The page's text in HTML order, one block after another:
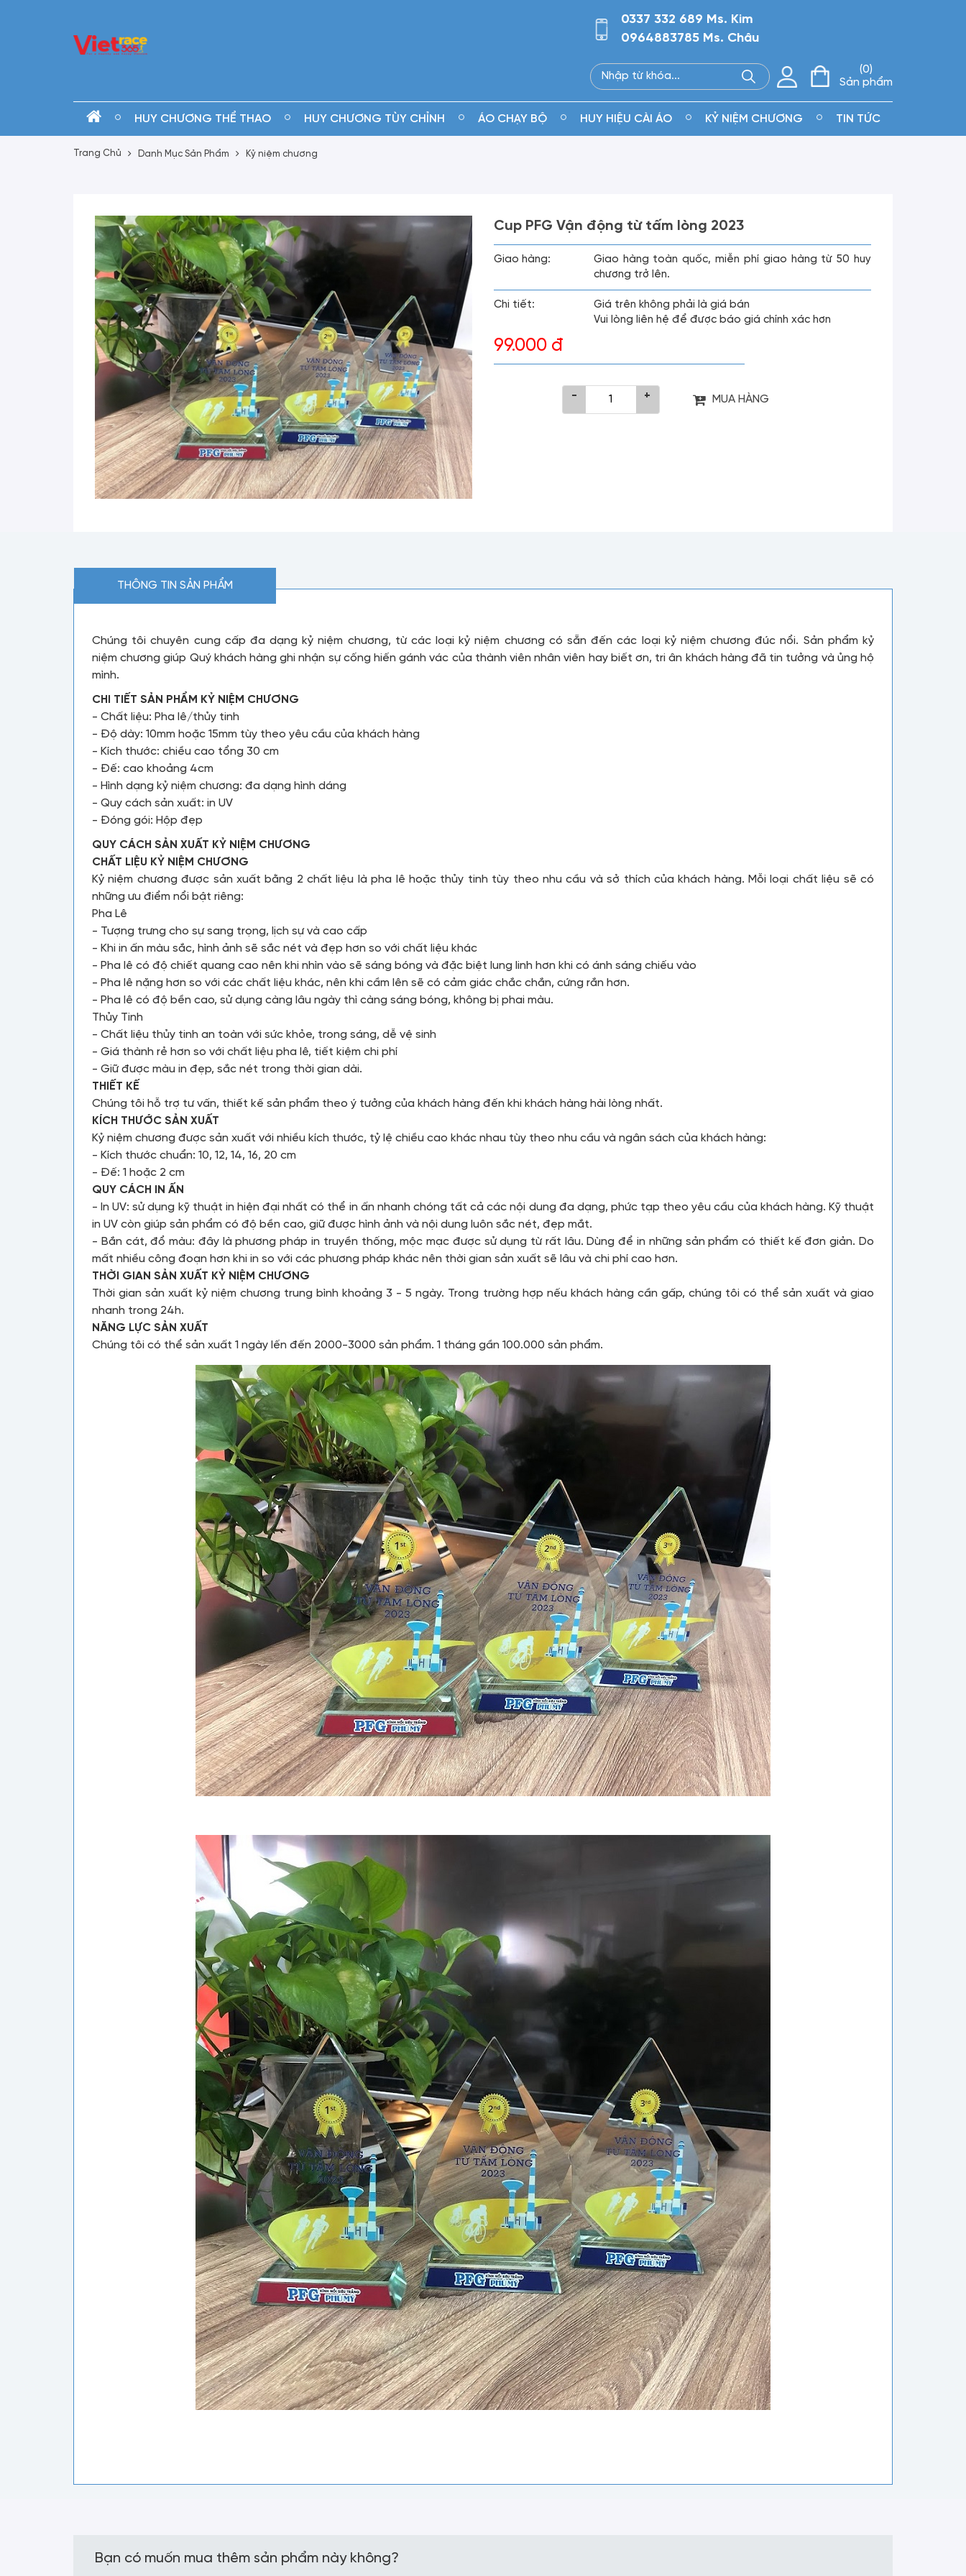
0337 332 689 Ms. Kim
0964883785 Ms. Châu
0
Sản phẩm
HUY CHƯƠNG THỂ THAO HUY CHƯƠNG TÙY CHỈNH ÁO CHẠY BỘ HUY HIỆU CÀI ÁO KỶ NIỆM CHƯƠNG TIN TỨC
Trang Chủ Danh Mục Sản Phẩm Kỷ niệm chương
Cup PFG Vận động từ tấm lòng 2023
Giao hàng:
Giao hàng toàn quốc, miễn phí giao hàng từ 50 huy
chương trở lên.
Chi tiết:
Giá trên không phải là giá bán
Vui lòng liên hệ để được báo giá chính xác hơn
99.000 đ
- + MUA HÀNG
THÔNG TIN SẢN PHẨM
Chúng tôi chuyên cung cấp đa dạng kỷ niệm chương, từ các loại kỷ niệm chương có sẵn đến các loại kỷ niệm chương đúc nổi. Sản phẩm kỷ
niệm chương giúp Quý khách hàng ghi nhận sự cống hiến gánh vác của thành viên nhân viên hay biết ơn, tri ân khách hàng đã tin tưởng và ủng hộ
mình.
CHI TIẾT SẢN PHẨM KỶ NIỆM CHƯƠNG
- Chất liệu: Pha lê/thủy tinh
- Độ dày: 10mm hoặc 15mm tùy theo yêu cầu của khách hàng
- Kích thước: chiều cao tổng 30 cm
- Đế: cao khoảng 4cm
- Hình dạng kỷ niệm chương: đa dạng hình dáng
- Quy cách sản xuất: in UV
- Đóng gói: Hộp đẹp
QUY CÁCH SẢN XUẤT KỶ NIỆM CHƯƠNG
CHẤT LIỆU KỶ NIỆM CHƯƠNG
Kỷ niệm chương được sản xuất bằng 2 chất liệu là pha lê hoặc thủy tinh tùy theo nhu cầu và sở thích của khách hàng. Mỗi loại chất liệu sẽ có
những ưu điểm nổi bật riêng:
Pha Lê
- Tượng trưng cho sự sang trọng, lịch sự và cao cấp
- Khi in ấn màu sắc, hình ảnh sẽ sắc nét và đẹp hơn so với chất liệu khác
- Pha lê có độ chiết quang cao nên khi nhìn vào sẽ sáng bóng và đặc biệt lung linh hơn khi có ánh sáng chiếu vào
- Pha lê nặng hơn so với các chất liệu khác, nên khi cầm lên sẽ có cảm giác chắc chắn, cứng rắn hơn.
- Pha lê có độ bền cao, sử dụng càng lâu ngày thì càng sáng bóng, không bị phai màu.
Thủy Tinh
- Chất liệu thủy tinh an toàn với sức khỏe, trong sáng, dễ vệ sinh
- Giá thành rẻ hơn so với chất liệu pha lê, tiết kiệm chi phí
- Giữ được màu in đẹp, sắc nét trong thời gian dài.
THIẾT KẾ
Chúng tôi hỗ trợ tư vấn, thiết kế sản phẩm theo ý tưởng của khách hàng đến khi khách hàng hài lòng nhất.
KÍCH THƯỚC SẢN XUẤT
Kỷ niệm chương được sản xuất với nhiều kích thước, tỷ lệ chiều cao khác nhau tùy theo nhu cầu và ngân sách của khách hàng:
- Kích thước chuẩn: 10, 12, 14, 16, 20 cm
- Đế: 1 hoặc 2 cm
QUY CÁCH IN ẤN
- In UV: sử dụng kỹ thuật in hiện đại nhất có thể in ấn nhanh chóng tất cả các nội dung đa dạng, phức tạp theo yêu cầu của khách hàng. Kỹ thuật
in UV còn giúp sản phẩm có độ bền cao, giữ được hình ảnh và nội dung luôn sắc nét, đẹp mắt.
- Bắn cát, đổ màu: đây là phương pháp in truyền thống, mộc mạc được sử dụng từ rất lâu. Dùng để in những sản phẩm có thiết kế đơn giản. Do
mất nhiều công đoạn hơn khi in so với các phương pháp khác nên thời gian sản xuất sẽ lâu và chi phí cao hơn.
THỜI GIAN SẢN XUẤT KỶ NIỆM CHƯƠNG
Thời gian sản xuất kỷ niệm chương trung bình khoảng 3 - 5 ngày. Trong trường hợp nếu khách hàng cần gấp, chúng tôi có thể sản xuất và giao
nhanh trong 24h.
NĂNG LỰC SẢN XUẤT
Chúng tôi có thể sản xuất 1 ngày lến đến 2000-3000 sản phẩm. 1 tháng gần 100.000 sản phẩm.
Bạn có muốn mua thêm sản phẩm này không?